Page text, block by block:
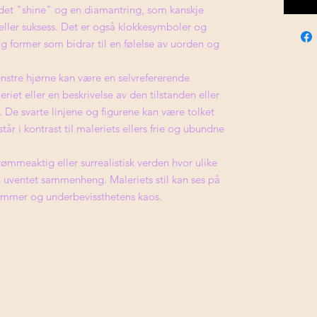
"shine" og en diamantring, som kanskje
suksess. Det er også klokkesymboler og
former som bidrar til en følelse av uorden og
hjørne kan være en selvrefererende
eller en beskrivelse av den tilstanden eller
De svarte linjene og figurene kan være tolket
i kontrast til maleriets ellers frie og ubundne
eller surrealistisk verden hvor ulike
sammenheng. Maleriets stil kan ses på
og underbevissthetens kaos.